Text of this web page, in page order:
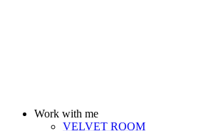
Work with me
VELVET ROOM